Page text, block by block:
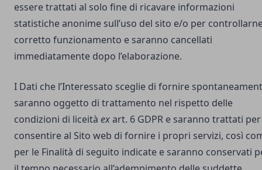
essere trattati al solo fine di ricavare informazioni
statistiche anonime sull’uso del sito e/o per
corretto funzionamento e saranno cancellati
immediatamente dopo l’elaborazione.
I Dati che l’Interessato sceglie di fornire
saranno oggetto di trattamento nel rispetto delle
condizioni di liceità exart. 6 GDPR e saranno trattati per
consentire al Sito web di fornire i propri servizi, così
per le Finalità di seguito indicate e saranno conservati